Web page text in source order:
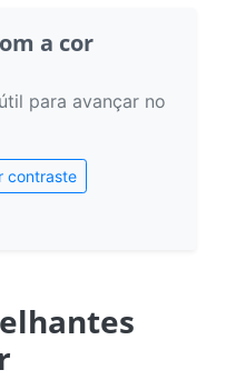
a cor
para avançar no
contraste